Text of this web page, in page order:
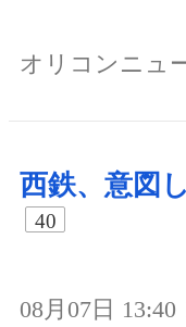
オリコンニュ
西鉄、意図
40
08月07日 13:40